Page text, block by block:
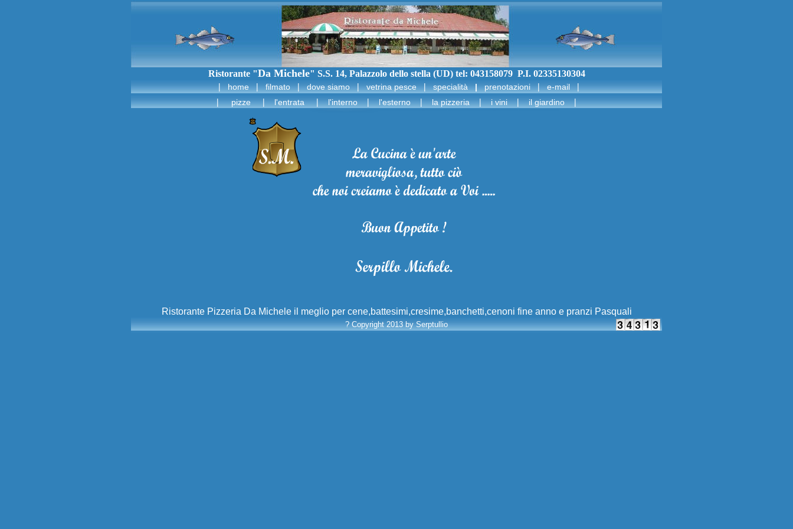
Ristorante "Da Michele" S.S. 14, Palazzolo dello stella (UD) tel: 043158079 P.I. 02335130304
| home |filmato| dove siamo | vetrina pesce | specialità| prenotazioni | e-mail
|
|
pizze | l'entrata | l'interno | l'esterno | la pizzeria | i vini | il giardino |
Ristorante Pizzeria Da Michele il meglio per cene,battesimi,cresime,banchetti,cenoni fine anno e pranzi Pasquali
? Copyright 2013 by Serptullio